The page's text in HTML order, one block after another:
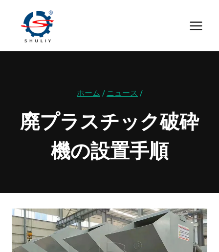
ス
ホーム / ニュース /
廃プラスチック破砕
機の設置手順